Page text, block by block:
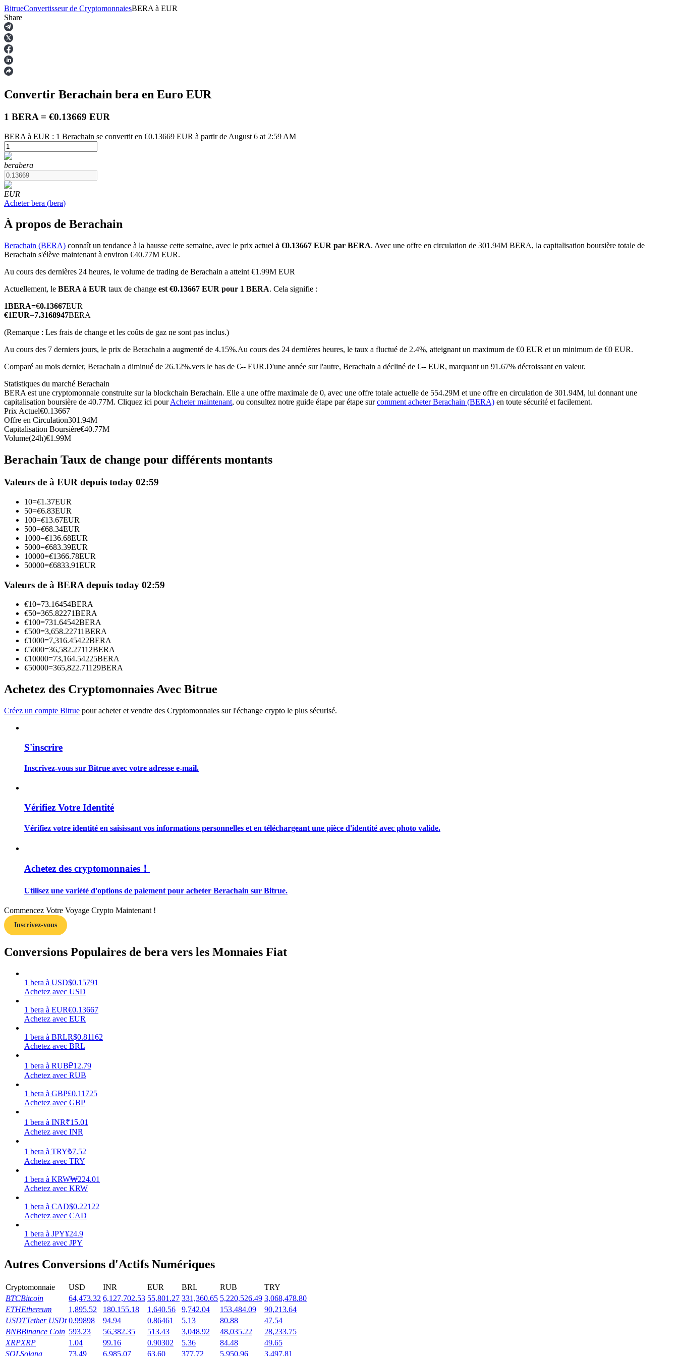
Contrats à terme
Futures USDT
Futures utilisant l'USDT comme garantie
Futures COIN-M
Contrats à terme sur crypto-monnaie
Futures utilisant l'USDC comme garantie
Copie de Trading
Rejoignez les meilleurs traders
Devenez un trader de copie
Information
Analyse de mégadonnées, y compris des informations commerciales, etc.
Guide
Stratégies de trading
Apprenez à rester rentable
Gagner
Gagnez quotidiennement des récompenses compétitives
BitrueConvertisseur de CryptomonnaiesBERA à EUR
Share
Convertir Berachain bera en Euro EUR
1 BERA = €0.13669 EUR
BERA à EUR : 1 Berachain se convertit en €0.13669 EUR à partir de August 6 at 2:59 AM
berabera
EUR
Acheter bera (bera)
À propos de Berachain
Berachain (BERA) connaît un tendance à la hausse cette semaine, avec le prix actuel à €0.13667 EUR par BERA. Avec une offre en circulation de 301.94M BERA, la capitalisation boursière totale de
Berachain s'élève maintenant à environ €40.77M EUR.
Au cours des dernières 24 heures, le volume de trading de Berachain a atteint €1.99M EUR
Actuellement, le BERA à EUR taux de change est €0.13667 EUR pour 1 BERA. Cela signifie :
1BERA=€0.13667EUR
€1EUR=7.3168947BERA
(Remarque : Les frais de change et les coûts de gaz ne sont pas inclus.)
Au cours des 7 derniers jours, le prix de Berachain a augmenté de 4.15%.Au cours des 24 dernières heures, le taux a fluctué de 2.4%, atteignant un maximum de €0 EUR et un minimum de €0 EUR.
Comparé au mois dernier, Berachain a diminué de 26.12%.vers le bas de €-- EUR.D'une année sur l'autre, Berachain a décliné de €-- EUR, marquant un 91.67% décroissant en valeur.
Statistiques du marché Berachain
BERA est une cryptomonnaie construite sur la blockchain Berachain. Elle a une offre maximale de 0, avec une offre totale actuelle de 554.29M et une offre en circulation de 301.94M, lui donnant une
capitalisation boursière de 40.77M. Cliquez ici pourAcheter maintenant, ou consultez notre guide étape par étape surcomment acheter Berachain (BERA) en toute sécurité et facilement.
Prix Actuel€0.13667
Offre en Circulation301.94M
Capitalisation Boursière€40.77M
Volume(24h)€1.99M
Berachain Taux de change pour différents montants
Valeurs de à EUR depuis today 02:59
10=€1.37EUR
50=€6.83EUR
100=€13.67EUR
500=€68.34EUR
1000=€136.68EUR
5000=€683.39EUR
10000=€1366.78EUR
50000=€6833.91EUR
Valeurs de à BERA depuis today 02:59
€10=73.16454BERA
€50=365.82271BERA
€100=731.64542BERA
€500=3,658.22711BERA
€1000=7,316.45422BERA
€5000=36,582.27112BERA
€10000=73,164.54225BERA
€50000=365,822.71129BERA
Achetez des Cryptomonnaies Avec Bitrue
Créez un compte Bitrue pour acheter et vendre des Cryptomonnaies sur l'échange crypto le plus sécurisé.
S'inscrire
Inscrivez-vous sur Bitrue avec votre adresse e-mail.
Vérifiez Votre Identité
Vérifiez votre identité en saisissant vos informations personnelles et en téléchargeant une pièce d'identité avec photo valide.
Achetez des cryptomonnaies！
Utilisez une variété d'options de paiement pour acheter Berachain sur Bitrue.
Commencez Votre Voyage Crypto Maintenant !
Inscrivez-vous
Conversions Populaires de bera vers les Monnaies Fiat
1 bera à USD$0.15791
Achetez avec USD
1 bera à EUR€0.13667
Achetez avec EUR
1 bera à BRLR$0.81162
Achetez avec BRL
1 bera à RUB₽12.79
Achetez avec RUB
1 bera à GBP£0.11725
Achetez avec GBP
1 bera à INR₹15.01
Achetez avec INR
1 bera à TRY₺7.52
Achetez avec TRY
1 bera à KRW₩224.01
Achetez avec KRW
1 bera à CAD$0.22122
Achetez avec CAD
1 bera à JPY¥24.9
Achetez avec JPY
Autres Conversions d'Actifs Numériques
Cryptomonnaie USD INR EUR BRL RUB
TRY
BTCBitcoin 64,473.32 6,127,702.53 55,801.27 331,360.65 5,220,526.49 3,068,478.80
ETHEthereum 1,895.52 180,155.18 1,640.56 9,742.04 153,484.09
90,213.64
USDTTether USDt 0.99898 94.94 0.86461 5.13 80.88
47.54
BNBBinance Coin 593.23 56,382.35 513.43 3,048.92 48,035.22
28,233.75
XRPXRP 1.04 99.16 0.90302 5.36 84.48
49.65
SOLSolana 73.49 6,985.07 63.60 377.72 5,950.96
3,497.81